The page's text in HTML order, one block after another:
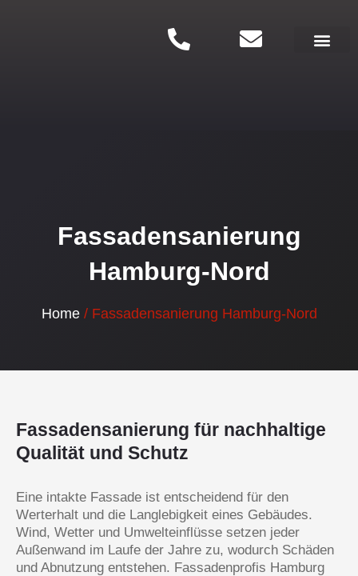
Fassadensanierung
Hamburg-Nord
Home/ Fassadensanierung Hamburg-Nord
Fassadensanierung für nachhaltige
Qualität und Schutz
Eine intakte Fassade ist entscheidend für den
Werterhalt und die Langlebigkeit eines Gebäudes.
Wind, Wetter und Umwelteinflüsse setzen jeder
Außenwand im Laufe der Jahre zu, wodurch Schäden
und Abnutzung entstehen. Fassadenprofis Hamburg